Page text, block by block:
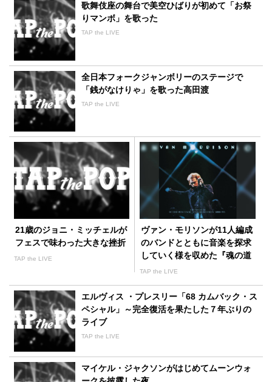
歌舞伎座の舞台で美空ひばりが初めて「お祭
りマンボ」を歌った
TAP the LIVE
全日本フォークジャンボリーのステージで
「銭がなけりゃ」を歌った高田渡
TAP the LIVE
21歳のジョニ・ミッチェルが
フェスで味わった大きな挫折
TAP the LIVE
ヴァン・モリソンが11人編成
のバンドとともに音楽を探求
していく様を収めた『魂の道
のり』
TAP the LIVE
エルヴィス ・プレスリー「68 カムバック・ス
ペシャル」～完全復活を果たした７年ぶりの
ライブ
TAP the LIVE
マイケル・ジャクソンがはじめてムーンウォ